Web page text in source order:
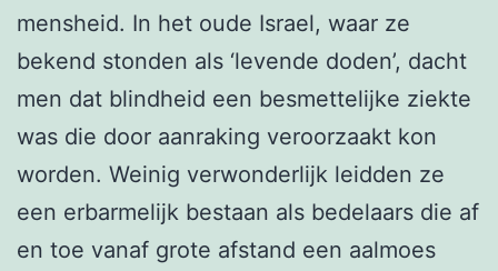
mensheid. In het oude Israel, waar ze
bekend stonden als ‘levende doden’, dacht
men dat blindheid een besmettelijke ziekte
was die door aanraking veroorzaakt kon
worden. Weinig verwonderlijk leidden ze
een erbarmelijk bestaan als bedelaars die af
en toe vanaf grote afstand een aalmoes